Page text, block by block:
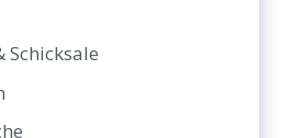
Schicksale